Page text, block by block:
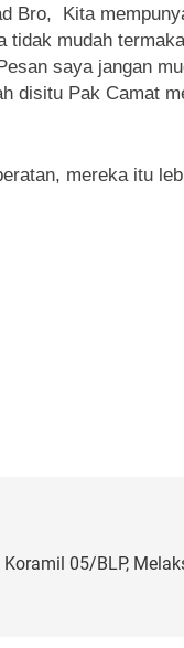
Bro, Kita
mudah
saya jangan
disitu Pak Camat
mereka itu
05/BLP,